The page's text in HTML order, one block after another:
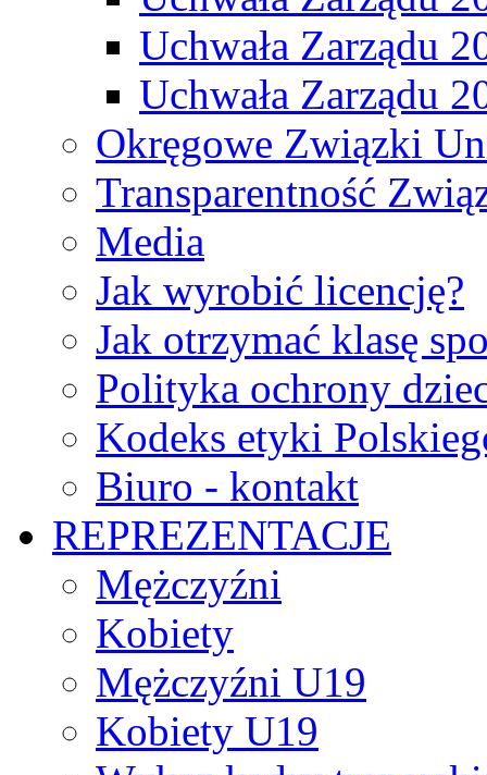
Uchwała Zarządu
Uchwała Zarządu
Okręgowe Związki
Transparentność
Media
Jak wyrobić licencję?
Jak otrzymać klasę
Polityka ochrony
Kodeks etyki
Biuro - kontakt
REPREZENTACJE
Mężczyźni
Kobiety
Mężczyźni U19
Kobiety U19